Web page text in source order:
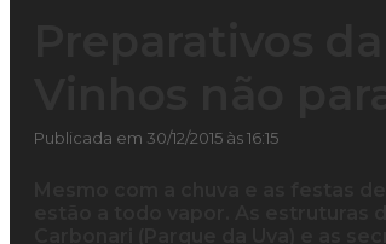
Publicada em 30/12/2015 às 16:15